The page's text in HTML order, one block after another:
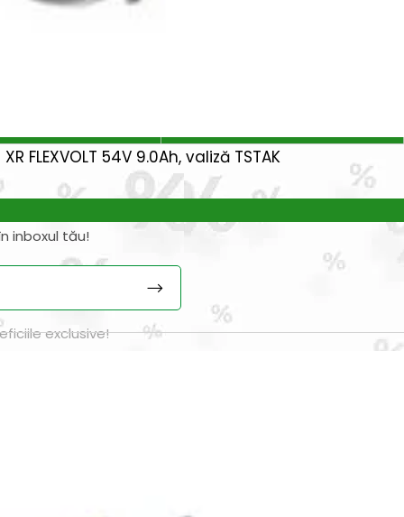
FLEXVOLT 54V 9.0Ah, valiză TSTAK
inboxul tău!
exclusive!